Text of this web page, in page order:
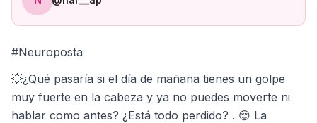
#Neuroposta
💥¿Qué pasaría si el día de mañana tienes un golpe
muy fuerte en la cabeza y ya no puedes moverte ni
hablar como antes? ¿Está todo perdido? . 😌 La